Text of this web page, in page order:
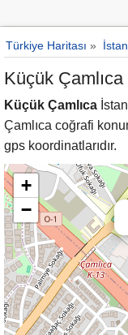
Türkiye Haritası »
Küçük
Küçük Çamlıca
Çamlıca coğrafi
gps koordinatlarıdır.
+
−